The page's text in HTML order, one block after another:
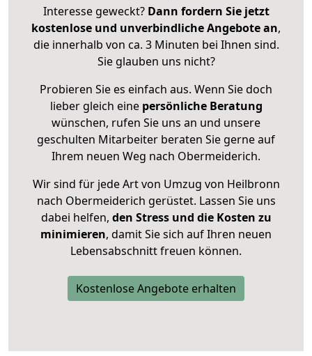
Interesse geweckt? Dann fordern Sie jetzt
kostenlose und unverbindliche Angebote an,
die innerhalb von ca. 3 Minuten bei Ihnen sind.
Sie glauben uns nicht?
Probieren Sie es einfach aus. Wenn Sie doch
lieber gleich eine persönliche Beratung
wünschen, rufen Sie uns an und unsere
geschulten Mitarbeiter beraten Sie gerne auf
Ihrem neuen Weg nach Obermeiderich.
Wir sind für jede Art von Umzug von Heilbronn
nach Obermeiderich gerüstet. Lassen Sie uns
dabei helfen, den Stress und die Kosten zu
minimieren, damit Sie sich auf Ihren neuen
Lebensabschnitt freuen können.
Kostenlose Angebote erhalten